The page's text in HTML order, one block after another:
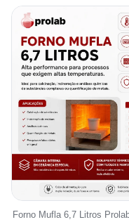
Forno Mufla 6,7 Litros